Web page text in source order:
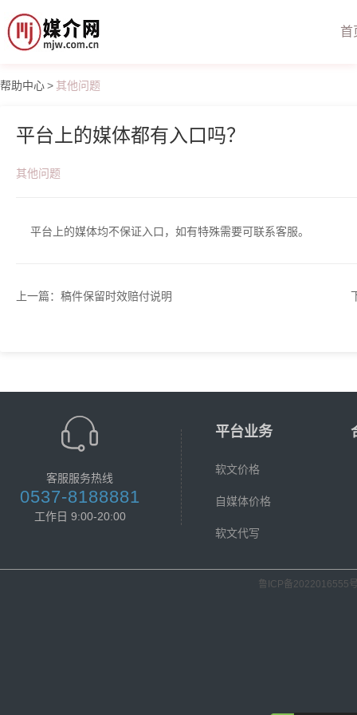
首
帮助中心> 其他问题
平台上的媒体都有入口吗？
其他问题
平台上的媒体均不保证入口，如有特殊需要可联系客服。
上一篇： 稿件保留时效赔付说明
客服服务热线
0537-8188881
工作日 9:00-20:00
平台业务
软文价格
自媒体价格
软文代写
鲁ICP备2022016555